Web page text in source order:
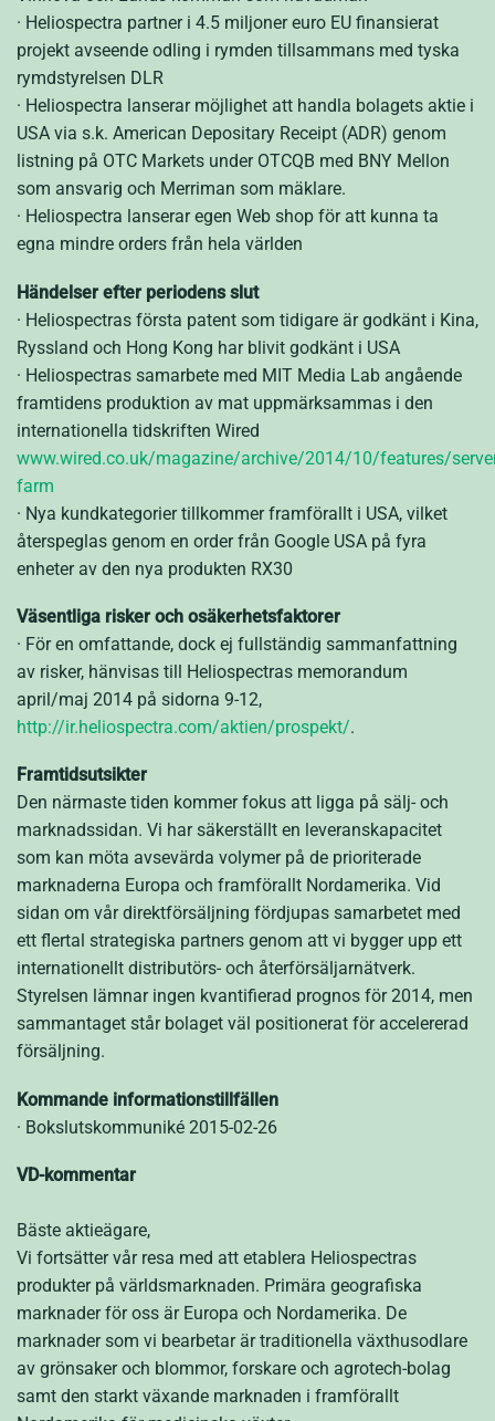
· Heliospectra partner i 4.5 miljoner euro EU finansierat
projekt avseende odling i rymden tillsammans med tyska
rymdstyrelsen DLR
· Heliospectra lanserar möjlighet att handla bolagets aktie i
USA via s.k. American Depositary Receipt (ADR) genom
listning på OTC Markets under OTCQB med BNY Mellon
som ansvarig och Merriman som mäklare.
· Heliospectra lanserar egen Web shop för att kunna ta
egna mindre orders från hela världen
Händelser efter periodens slut
· Heliospectras första patent som tidigare är godkänt i Kina,
Ryssland och Hong Kong har blivit godkänt i USA
· Heliospectras samarbete med MIT Media Lab angående
framtidens produktion av mat uppmärksammas i den
internationella tidskriften Wired
www.wired.co.uk/magazine/archive/2014/10/features/
farm
· Nya kundkategorier tillkommer framförallt i USA, vilket
återspeglas genom en order från Google USA på fyra
enheter av den nya produkten RX30
Väsentliga risker och osäkerhetsfaktorer
· För en omfattande, dock ej fullständig sammanfattning
av risker, hänvisas till Heliospectras memorandum
april/maj 2014 på sidorna 9-12,
http://ir.heliospectra.com/aktien/prospekt/.
Framtidsutsikter
Den närmaste tiden kommer fokus att ligga på sälj- och
marknadssidan. Vi har säkerställt en leveranskapacitet
som kan möta avsevärda volymer på de prioriterade
marknaderna Europa och framförallt Nordamerika. Vid
sidan om vår direktförsäljning fördjupas samarbetet med
ett flertal strategiska partners genom att vi bygger upp ett
internationellt distributörs- och återförsäljarnätverk.
Styrelsen lämnar ingen kvantifierad prognos för 2014, men
sammantaget står bolaget väl positionerat för accelererad
försäljning.
Kommande informationstillfällen
· Bokslutskommuniké 2015-02-26
VD-kommentar
Bäste aktieägare,
Vi fortsätter vår resa med att etablera Heliospectras
produkter på världsmarknaden. Primära geografiska
marknader för oss är Europa och Nordamerika. De
marknader som vi bearbetar är traditionella växthusodlare
av grönsaker och blommor, forskare och agrotech-bolag
samt den starkt växande marknaden i framförallt